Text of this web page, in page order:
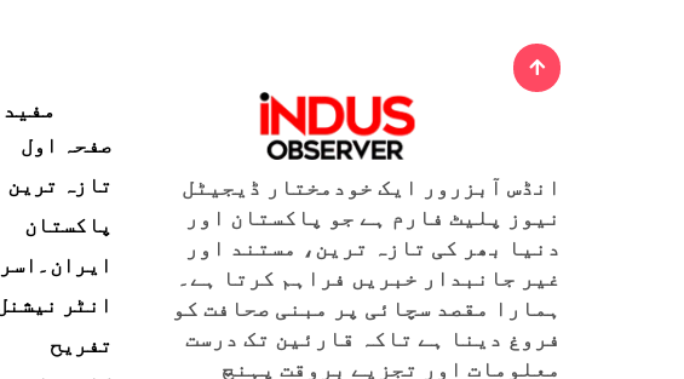
انڈس آبزرور ایک خودمختار ڈیجیٹل
نیوز پلیٹ فارم ہے جو پاکستان اور
دنیا بھر کی تازہ ترین، مستند اور
غیر جانبدار خبریں فراہم کرتا ہے۔
ہمارا مقصد سچائی پر مبنی صحافت کو
فروغ دینا ہے تاکہ قارئین تک درست
معلومات اور تجزیے بروقت پہنچ
صفحہ اول
تازہ ترین
پاکستان
انٹر
تفریح